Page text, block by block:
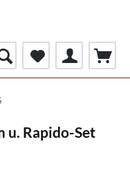
u. Rapido-Set